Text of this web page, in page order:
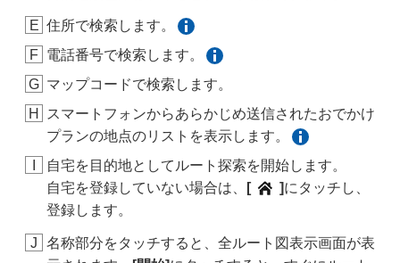
住所で検索します。
電話番号で検索します。
マップコードで検索します。
スマートフォンからあらかじめ送信されたおでかけ
プランの地点のリストを表示します。
自宅を目的地としてルート探索を開始します。
自宅を登録していない場合は、
[‍ ‍]にタッチし、
登録します。
名称部分をタッチすると、全ルート図表示画面が表